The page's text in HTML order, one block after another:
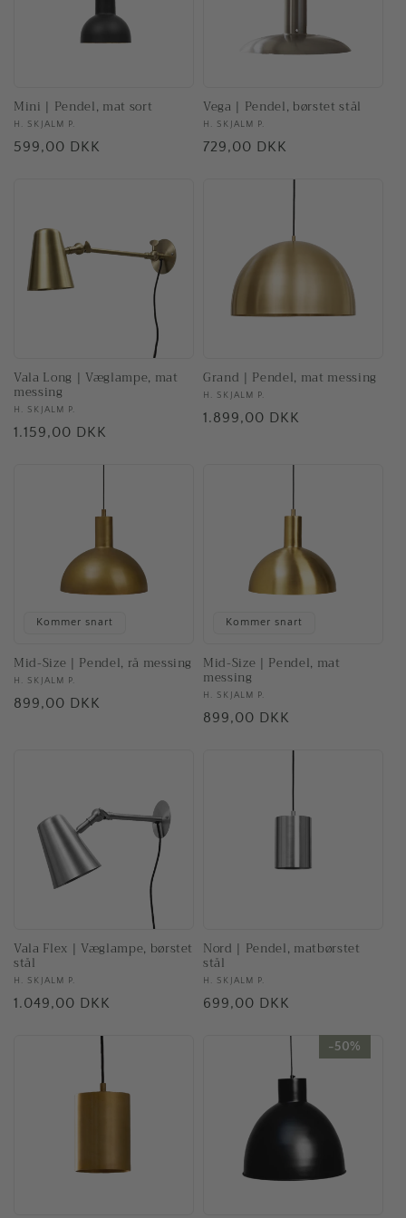
Mini | Pendel, mat sort
Forhandler:
H. SKJALM P.
Normalpris
599,00 DKK
Vega | Pendel, børstet stål
Forhandler:
H. SKJALM P.
Normalpris
729,00 DKK
Vala Long | Væglampe, mat
messing
Forhandler:
H. SKJALM P.
Normalpris
1.159,00 DKK
Grand | Pendel, mat messing
Forhandler:
H. SKJALM P.
Normalpris
1.899,00 DKK
Kommer snart
Mid-Size | Pendel, rå messing
Forhandler:
H. SKJALM P.
Normalpris
899,00 DKK
Kommer snart
Mid-Size | Pendel, mat
messing
Forhandler:
H. SKJALM P.
Normalpris
899,00 DKK
Vala Flex | Væglampe, børstet
stål
Forhandler:
H. SKJALM P.
Normalpris
1.049,00 DKK
Nord | Pendel, matbørstet
stål
Forhandler:
H. SKJALM P.
Normalpris
699,00 DKK
50%
50%